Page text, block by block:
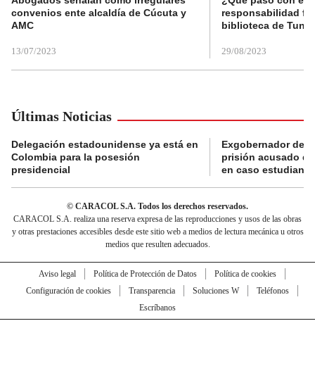
convenios ente alcaldía de Cúcuta y
AMC
13/07/2023
responsabilidad
biblioteca de
29/08/2023
Últimas Noticias
Delegación estadounidense ya está en
Colombia para la posesión
presidencial
Exgobernador de
prisión acusado
en caso
© CARACOL S.A. Todos los derechos reservados.
CARACOL S.A. realiza una reserva expresa de las reproducciones y usos de las obras
y otras prestaciones accesibles desde este sitio web a medios de lectura mecánica u otros
medios que resulten adecuados.
Aviso legal Política de Protección de Datos
Política de cookies
Configuración de cookies
Transparencia Soluciones W
Teléfonos
Escríbanos